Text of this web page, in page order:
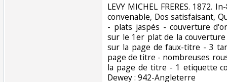
‎LEVY MICHEL FRERES. 1872.
convenable, Dos satisfaisant,
- plats jaspés - couverture
sur le 1er plat de la
sur la page de faux-titre - 3
page de titre - nombreuses
la page de titre - 1 etiquette
Dewey : 942-Angleterre‎